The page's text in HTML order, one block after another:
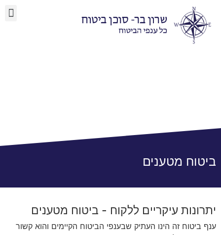
ביטוח מטענים
יתרונות עיקריים ללקוח - ביטוח מטענים
ענף ביטוח זה הינו העתיק שבענפי הביטוח הקיימים והוא קשור